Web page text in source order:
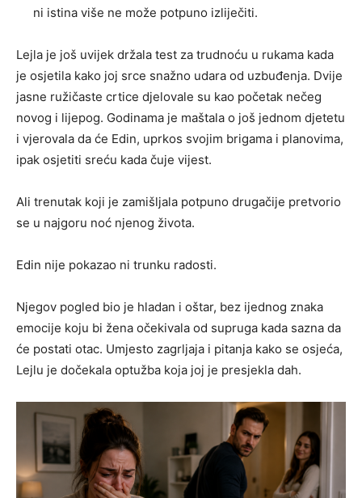
ni istina više ne može potpuno izliječiti.
Lejla je još uvijek držala test za trudnoću u rukama kada
je osjetila kako joj srce snažno udara od uzbuđenja. Dvije
jasne ružičaste crtice djelovale su kao početak nečeg
novog i lijepog. Godinama je maštala o još jednom djetetu
i vjerovala da će Edin, uprkos svojim brigama i planovima,
ipak osjetiti sreću kada čuje vijest.
Ali trenutak koji je zamišljala potpuno drugačije pretvorio
se u najgoru noć njenog života.
Edin nije pokazao ni trunku radosti.
Njegov pogled bio je hladan i oštar, bez ijednog znaka
emocije koju bi žena očekivala od supruga kada sazna da
će postati otac. Umjesto zagrljaja i pitanja kako se osjeća,
Lejlu je dočekala optužba koja joj je presjekla dah.